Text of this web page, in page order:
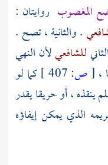
المغصوب روايتان :
. والثانية ، تصح .
للشافعيلأن النهي
، [ص:
كما لو
ينقذه ، أو حريقا يقدر
الذي يمكن إيفاؤه